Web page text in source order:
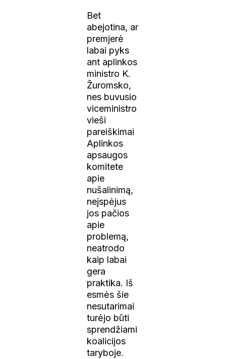
Bet
abejotina, ar
premjerė
labai pyks
ant aplinkos
ministro K.
Žuromsko,
nes buvusio
viceministro
vieši
pareiškimai
Aplinkos
apsaugos
komitete
apie
nušalinimą,
neįspėjus
jos pačios
apie
problemą,
neatrodo
kaip labai
gera
praktika. Iš
esmės šie
nesutarimai
turėjo būti
sprendžiami
koalicijos
taryboje.